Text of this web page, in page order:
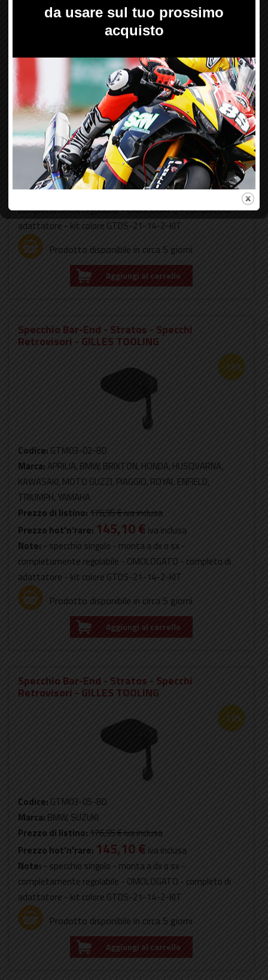
Retrovisori - GILLES TOOLING
Codice:GTM03-01-BD
Marca:APRILIA, DUCATI, HONDA, INDIAN, KAWASAKI, KTM,
MV-AGUSTA, TRIUMPH, YAMAHA
Prezzo di listino:176,95 €iva inclusa
Prezzo hot'n'rare:145,10 €iva inclusa
completamente regolabile - OMOLOGATO - completo di
adattatore - kit colore GTDS-21-14-2-KIT
Prodotto disponibile in circa 5 giorni
Aggiungi al carrello
Specchio Bar-End - Stratos - Specchi
Retrovisori - GILLES TOOLING
-18%
Codice: GTM03-02-BD
Marca: APRILIA, BMW, BRIXTON, HONDA, HUSQVARNA,
KAWASAKI, MOTO GUZZI, PIAGGIO, ROYAL ENFIELD,
TRIUMPH, YAMAHA
Prezzo di listino:176,95 €iva inclusa
Prezzo hot'n'rare: 145,10 € iva inclusa
Note: - specchio singolo - monta a dx o sx -
completamente regolabile - OMOLOGATO - completo di
adattatore - kit colore GTDS-21-14-2-KIT
Prodotto disponibile in circa 5 giorni
Aggiungi al carrello
Specchio Bar-End - Stratos - Specchi
Retrovisori - GILLES TOOLING
-18%
Codice: GTM03-05-BD
Marca: BMW, SUZUKI
Prezzo di listino:176,95 €iva inclusa
Prezzo hot'n'rare: 145,10 € iva inclusa
Note: - specchio singolo - monta a dx o sx -
completamente regolabile - OMOLOGATO - completo di
adattatore - kit colore GTDS-21-14-2-KIT
Prodotto disponibile in circa 5 giorni
Aggiungi al carrello